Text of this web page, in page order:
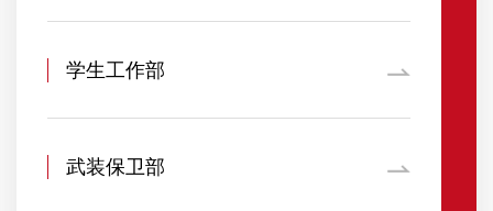
学生工作部
武装保卫部